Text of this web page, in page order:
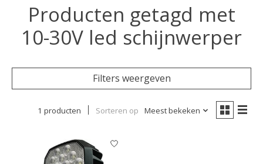
Producten getagd met
10-30V led schijnwerper
Filters weergeven
1 producten Sorteren op Meest bekeken